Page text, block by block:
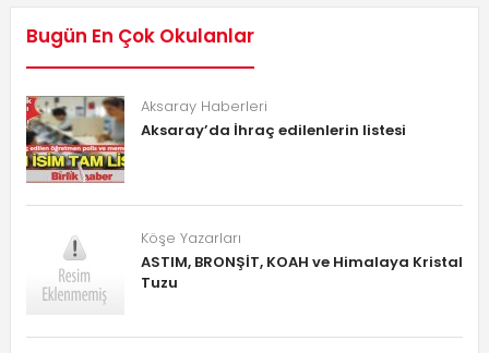
Bugün En Çok Okulanlar
Aksaray Haberleri
Aksaray’da İhraç edilenlerin listesi
Köşe Yazarları
ASTIM, BRONŞİT, KOAH ve Himalaya Kristal
Tuzu